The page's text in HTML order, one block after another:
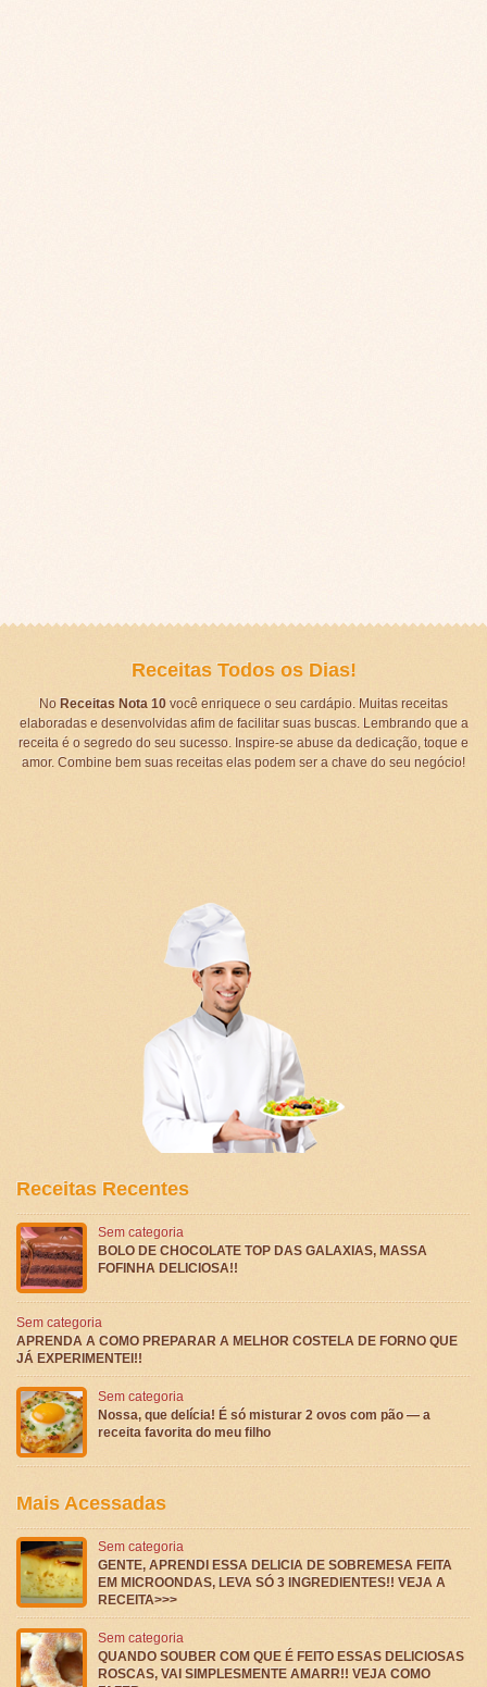
Receitas Todos os Dias!
No Receitas Nota 10você enriquece o seu cardápio. Muitas receitas
elaboradas e desenvolvidas afim de facilitar suas buscas. Lembrando que a
receita é o segredo do seu sucesso. Inspire-se abuse da dedicação, toque e
amor. Combine bem suas receitas elas podem ser a chave do seu negócio!
Receitas Recentes
Sem categoria
BOLO DE CHOCOLATE TOP DAS GALAXIAS, MASSA
FOFINHA DELICIOSA!!
Sem categoria
APRENDA A COMO PREPARAR A MELHOR COSTELA DE FORNO QUE
JÁ EXPERIMENTEI!!
Sem categoria
Nossa, que delícia! É só misturar 2 ovos com pão — a
receita favorita do meu filho
Mais Acessadas
Sem categoria
GENTE, APRENDI ESSA DELICIA DE SOBREMESA FEITA
EM MICROONDAS, LEVA SÓ 3 INGREDIENTES!! VEJA A
RECEITA>>>
Sem categoria
QUANDO SOUBER COM QUE É FEITO ESSAS DELICIOSAS
ROSCAS, VAI SIMPLESMENTE AMARR!! VEJA COMO